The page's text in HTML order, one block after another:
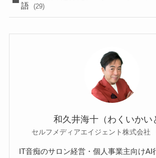
語
(29)
和久井海十（わくいかい
セルフメディアエイジェント株式会
IT音痴のサロン経営・個人事業主向けAI